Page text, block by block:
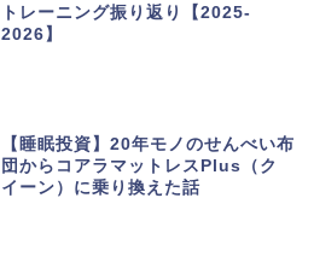
トレーニング振り返り【2025-
2026】
【睡眠投資】20年モノのせんべい布
団からコアラマットレスPlus（ク
イーン）に乗り換えた話